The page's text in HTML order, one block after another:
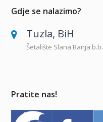
Gdje se nalazimo?
Tuzla, BiH
Šetalište Slana Banja b.b.
Pratite nas!